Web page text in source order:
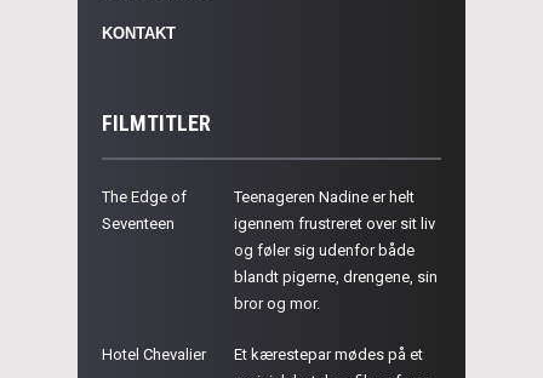
KONTAKT
FILMTITLER
The Edge of
Seventeen
Teenageren Nadine er helt
igennem frustreret over sit liv
og føler sig udenfor både
blandt pigerne, drengene, sin
bror og mor.
Hotel Chevalier
Et kærestepar mødes på et